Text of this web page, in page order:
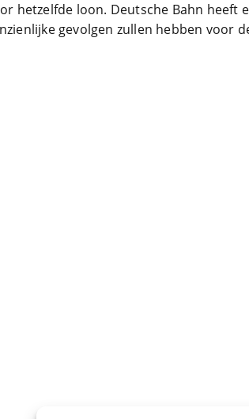
hetzelfde loon. Deutsche Bahn heeft
gevolgen zullen hebben voor